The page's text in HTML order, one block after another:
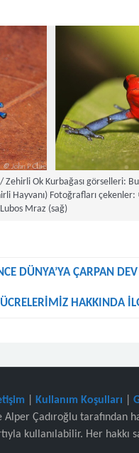
Ok Kurbağası görselleri: Bu
Hayvanı) Fotoğrafları
Lubos Mraz (sağ)
DÜNYA’YA ÇARPAN DEV
HAKKINDA
Kullanım Koşulları
Çadıroğlu tarafından
kullanılabilir. Her hakkı